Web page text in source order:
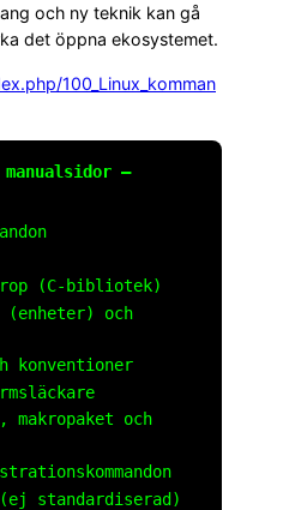
och ny teknik kan gå
det öppna ekosystemet.
100_Linux_komman
–
(C-bibliotek)
och
konventioner
makropaket och
standardiserad)